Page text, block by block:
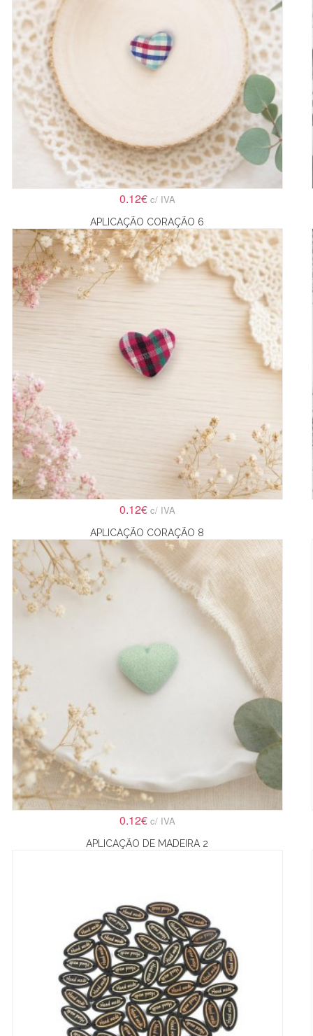
0.12€ c/ IVA
APLICAÇÃO CORAÇÃO 6
0.12€ c/ IVA
APLICAÇÃO CORAÇÃO 8
0.12€ c/ IVA
APLICAÇÃO DE MADEIRA 2